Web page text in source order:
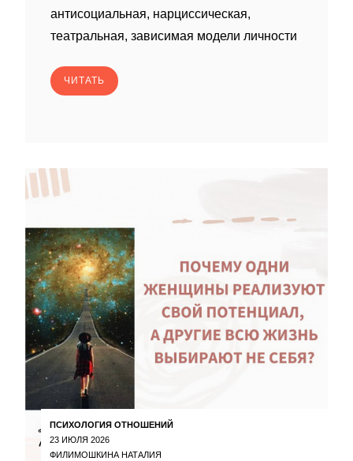
антисоциальная, нарциссическая,
театральная, зависимая модели личности
ЧИТАТЬ
ПСИХОЛОГИЯ ОТНОШЕНИЙ
23 ИЮЛЯ 2026
ФИЛИМОШКИНА НАТАЛИЯ